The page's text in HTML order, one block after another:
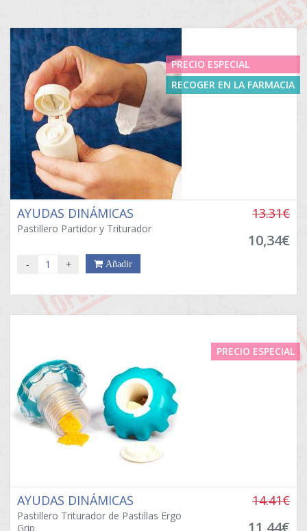
PRECIO ESPECIAL
RECOGER EN LA FARMACIA
AYUDAS DINÁMICAS
Pastillero Partidor y Triturador
13.31€
10,34€
- + Añadir
PRECIO ESPECIAL
AYUDAS DINÁMICAS
Pastillero Triturador de Pastillas Ergo
Grip
14.41€
11,44€